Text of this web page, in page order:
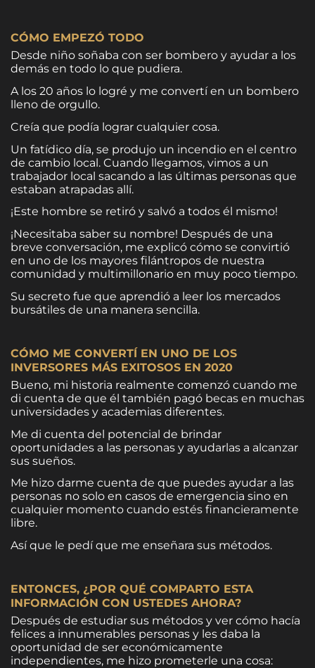
CÓMO EMPEZÓ TODO
Desde niño soñaba con ser bombero y ayudar a los
demás en todo lo que pudiera.
A los 20 años lo logré y me convertí en un bombero
lleno de orgullo.
Creía que podía lograr cualquier cosa.
Un fatídico día, se produjo un incendio en el centro
de cambio local. Cuando llegamos, vimos a un
trabajador local sacando a las últimas personas que
estaban atrapadas allí.
¡Este hombre se retiró y salvó a todos él mismo!
¡Necesitaba saber su nombre! Después de una
breve conversación, me explicó cómo se convirtió
en uno de los mayores filántropos de nuestra
comunidad y multimillonario en muy poco tiempo.
Su secreto fue que aprendió a leer los mercados
bursátiles de una manera sencilla.
CÓMO ME CONVERTÍ EN UNO DE LOS
INVERSORES MÁS EXITOSOS EN 2020
Bueno, mi historia realmente comenzó cuando me
di cuenta de que él también pagó becas en muchas
universidades y academias diferentes.
Me di cuenta del potencial de brindar
oportunidades a las personas y ayudarlas a alcanzar
sus sueños.
Me hizo darme cuenta de que puedes ayudar a las
personas no solo en casos de emergencia sino en
cualquier momento cuando estés financieramente
libre.
Así que le pedí que me enseñara sus métodos.
ENTONCES, ¿POR QUÉ COMPARTO ESTA
INFORMACIÓN CON USTEDES AHORA?
Después de estudiar sus métodos y ver cómo hacía
felices a innumerables personas y les daba la
oportunidad de ser económicamente
independientes, me hizo prometerle una cosa: